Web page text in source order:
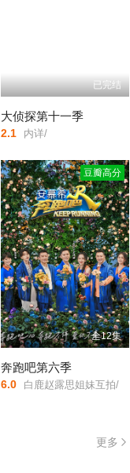
本地下载 复制链接
本地下载
本地下载 复制链接
本地下载 复制链接
本地下载 复制链接
本地下载 复制链接
本地下载 复制链接
本地下载 复制链接
已完结
大侦探第十一季
2.1 内详/
豆瓣高分
全12集
奔跑吧第六季
6.0 白鹿赵露思姐妹互拍/
更多